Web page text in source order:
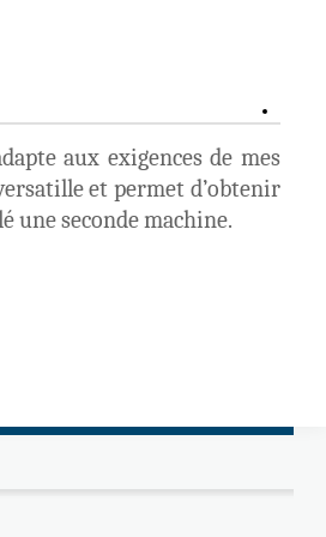
aux exigences de mes
et permet d’obtenir
une seconde machine.
final